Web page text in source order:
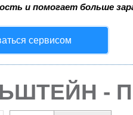
и помогает больше
сервисом
-